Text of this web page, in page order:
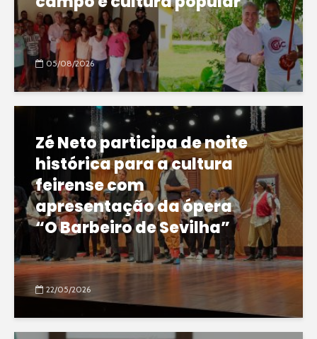
05/08/2026
Zé Neto participa de noite
histórica para a cultura
feirense com
apresentação da ópera
“O Barbeiro de Sevilha”
22/05/2026